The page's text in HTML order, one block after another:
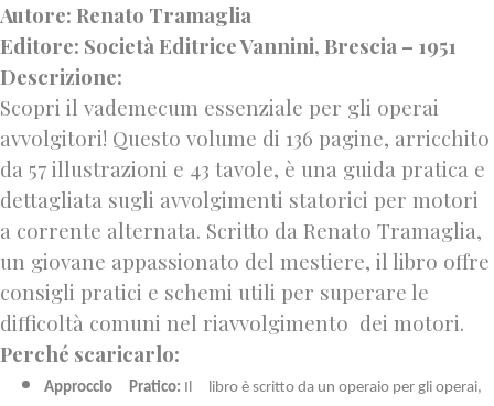
Autore: Renato Tramaglia
Editore: Società Editrice Vannini, Brescia – 1951
Descrizione:
Scopri il vademecum essenziale per gli operai
avvolgitori! Questo volume di 136 pagine, arricchito
da 57 illustrazioni e 43 tavole, è una guida pratica e
dettagliata sugli avvolgimenti statorici per motori
a corrente alternata. Scritto da Renato Tramaglia,
un giovane appassionato del mestiere, il libro offre
consigli pratici e schemi utili per superare le
difficoltà comuni nel riavvolgimento dei motori.
Perché scaricarlo:
Approccio Pratico: Il libro è scritto da un operaio per gli operai,